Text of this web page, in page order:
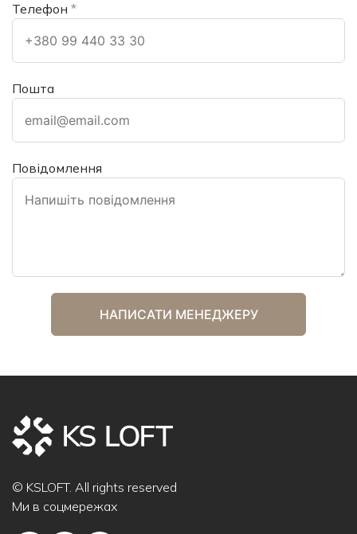
Телефон *
Пошта
Повідомлення
© KSLOFT. All rights reserved
Ми в соцмережах